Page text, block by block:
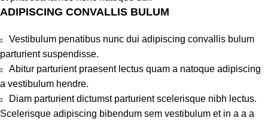
ADIPISCING CONVALLIS BULUM
Vestibulum penatibus nunc dui adipiscing convallis bulum
parturient suspendisse.
Abitur parturient praesent lectus quam a natoque adipiscing
a vestibulum hendre.
Diam parturient dictumst parturient scelerisque nibh lectus.
Scelerisque adipiscing bibendum sem vestibulum et in a a a